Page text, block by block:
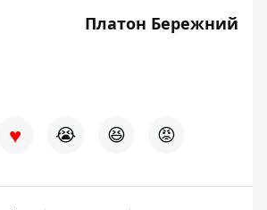
Платон Бережний
♥ 😭 😆 😡